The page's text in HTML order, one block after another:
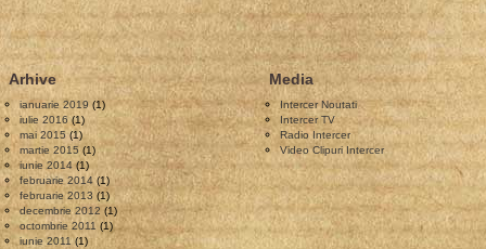
din
perioada
Mai
–
Iulie
1998
Arhive
ianuarie 2019 (1)
iulie 2016 (1)
mai 2015 (1)
martie 2015 (1)
iunie 2014(1)
februarie 2014 (1)
februarie 2013 (1)
decembrie 2012 (1)
octombrie 2011 (1)
iunie 2011(1)
Media
Intercer Noutati
Intercer TV
Radio Intercer
Video Clipuri Intercer